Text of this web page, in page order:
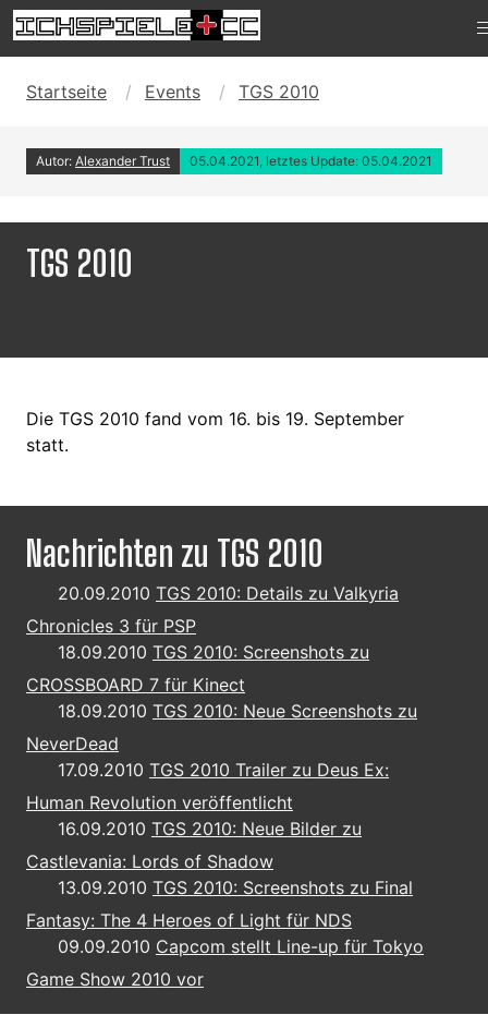
Startseite Events TGS 2010
Autor: Alexander Trust 05.04.2021, letztes Update: 05.04.2021
TGS 2010
Die TGS 2010 fand vom 16. bis 19. September
statt.
Nachrichten zu TGS 2010
20.09.2010 TGS 2010: Details zu Valkyria
Chronicles 3 für PSP
18.09.2010 TGS 2010: Screenshots zu
CROSSBOARD 7 für Kinect
18.09.2010 TGS 2010: Neue Screenshots zu
NeverDead
17.09.2010 TGS 2010 Trailer zu Deus Ex:
Human Revolution veröffentlicht
16.09.2010 TGS 2010: Neue Bilder zu
Castlevania: Lords of Shadow
13.09.2010 TGS 2010: Screenshots zu Final
Fantasy: The 4 Heroes of Light für NDS
09.09.2010 Capcom stellt Line-up für Tokyo
Game Show 2010 vor